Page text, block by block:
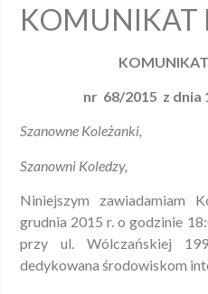
KOMUNIKAT
nr 68/2015 z dnia
Szanowne Koleżanki,
Szanowni Koledzy,
Niniejszym zawiadamiam
grudnia 2015 r. o godzinie
przy ul. Wólczańskiej
dedykowana środowiskom